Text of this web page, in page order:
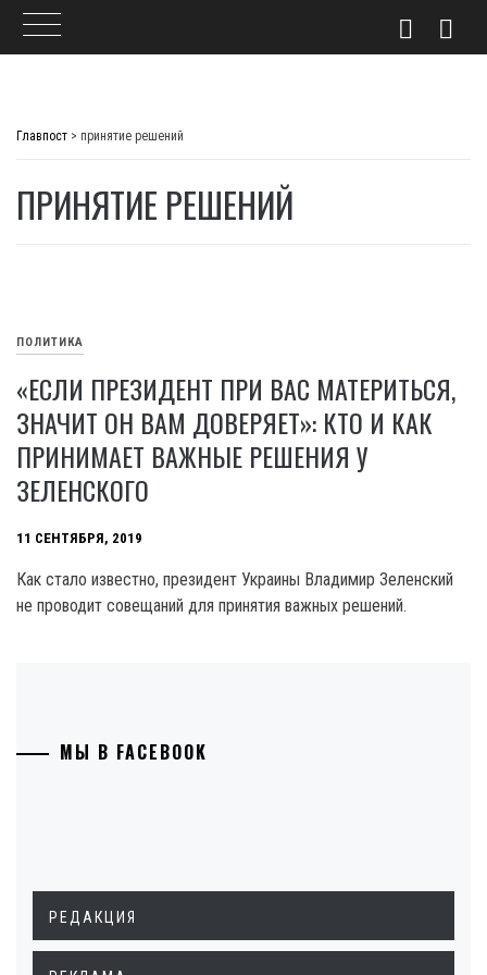
Главпост > принятие решений
ПРИНЯТИЕ РЕШЕНИЙ
ПОЛИТИКА
«ЕСЛИ ПРЕЗИДЕНТ ПРИ ВАС МАТЕРИТЬСЯ,
ЗНАЧИТ ОН ВАМ ДОВЕРЯЕТ»: КТО И КАК
ПРИНИМАЕТ ВАЖНЫЕ РЕШЕНИЯ У
ЗЕЛЕНСКОГО
11 СЕНТЯБРЯ, 2019
Как стало известно, президент Украины Владимир Зеленский
не проводит совещаний для принятия важных решений.
МЫ В FACEBOOK
РЕДАКЦИЯ